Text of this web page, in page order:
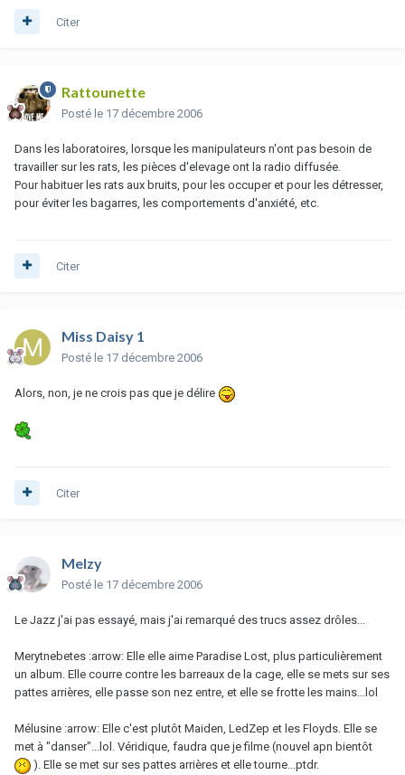
Citer
Rattounette
Posté le 17 décembre 2006
Dans les laboratoires, lorsque les manipulateurs n'ont pas besoin de
travailler sur les rats, les pièces d'elevage ont la radio diffusée.
Pour habituer les rats aux bruits, pour les occuper et pour les détresser,
pour éviter les bagarres, les comportements d'anxiété, etc.
Citer
Miss Daisy 1
Posté le 17 décembre 2006
Alors, non, je ne crois pas que je délire
Citer
Melzy
Posté le 17 décembre 2006
Le Jazz j'ai pas essayé, mais j'ai remarqué des trucs assez drôles...
Merytnebetes :arrow: Elle elle aime Paradise Lost, plus particulièrement
un album. Elle courre contre les barreaux de la cage, elle se mets sur ses
pattes arrières, elle passe son nez entre, et elle se frotte les mains...lol
Mélusine :arrow: Elle c'est plutôt Maiden, LedZep et les Floyds. Elle se
met à "danser"...lol. Véridique, faudra que je filme (nouvel apn bientôt
). Elle se met sur ses pattes arrières et elle tourne...ptdr.